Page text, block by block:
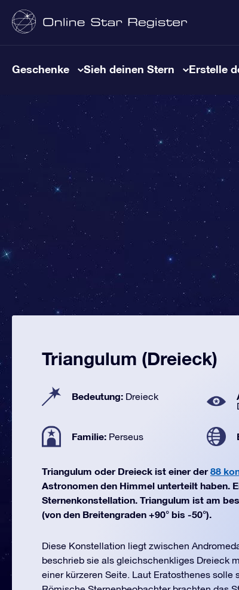
Geschenke Sieh deinen Stern Erstelle
Triangulum (Dreieck)
Bedeutung: Dreieck
Familie: Perseus
Triangulum oder Dreieck ist einer der88
Astronomen den Himmel unterteilt haben.
Sternenkonstellation. Triangulum ist am
(von den Breitengraden +90° bis -50°).
Diese Konstellation liegt zwischen
beschrieb sie als gleichschenkliges Dreieck
einer kürzeren Seite. Laut Eratosthenes solle